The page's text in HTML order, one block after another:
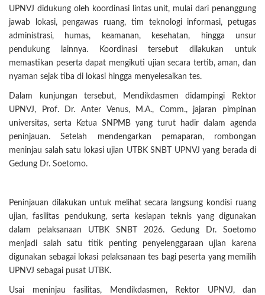
UPNVJ didukung oleh koordinasi lintas unit, mulai dari penanggung
jawab lokasi, pengawas ruang, tim teknologi informasi, petugas
administrasi, humas, keamanan, kesehatan, hingga unsur
pendukung lainnya. Koordinasi tersebut dilakukan untuk
memastikan peserta dapat mengikuti ujian secara tertib, aman, dan
nyaman sejak tiba di lokasi hingga menyelesaikan tes.
Dalam kunjungan tersebut, Mendikdasmen didampingi Rektor
UPNVJ, Prof. Dr. Anter Venus, M.A., Comm., jajaran pimpinan
universitas, serta Ketua SNPMB yang turut hadir dalam agenda
peninjauan. Setelah mendengarkan pemaparan, rombongan
meninjau salah satu lokasi ujian UTBK SNBT UPNVJ yang berada di
Gedung Dr. Soetomo.
Peninjauan dilakukan untuk melihat secara langsung kondisi ruang
ujian, fasilitas pendukung, serta kesiapan teknis yang digunakan
dalam pelaksanaan UTBK SNBT 2026. Gedung Dr. Soetomo
menjadi salah satu titik penting penyelenggaraan ujian karena
digunakan sebagai lokasi pelaksanaan tes bagi peserta yang memilih
UPNVJ sebagai pusat UTBK.
Usai meninjau fasilitas, Mendikdasmen, Rektor UPNVJ, dan